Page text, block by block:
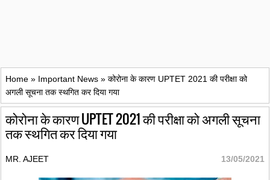
Home » Important News » कोरोना के कारण UPTET 2021 की परीक्षा को
अगली सूचना तक स्थगित कर दिया गया
कोरोना के कारण UPTET 2021 की परीक्षा को अगली सूचना
तक स्थगित कर दिया गया
MR. AJEET 13/05/2021